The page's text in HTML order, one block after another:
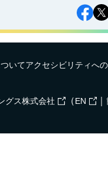
いてアクセシビリティへ
グス株式会社 （EN